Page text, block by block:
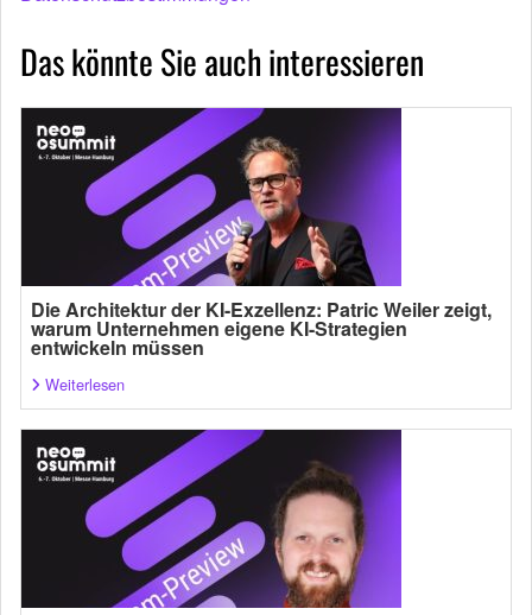
Das könnte Sie auch interessieren
Die Architektur der KI-Exzellenz: Patric Weiler zeigt,
warum Unternehmen eigene KI-Strategien
entwickeln müssen
Weiterlesen